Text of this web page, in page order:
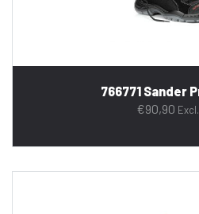
766771 Sander
€90,90